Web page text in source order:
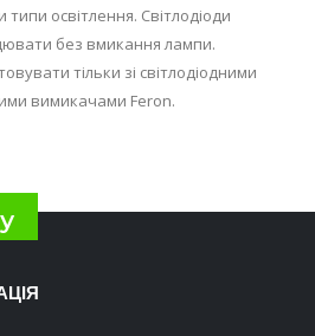
освітлення. Світлодіоди
без вмикання лампи.
тільки зі світлодіодними
вимикачами Feron.